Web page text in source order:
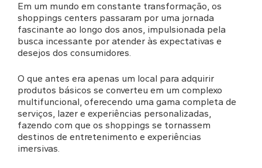
Em um mundo em constante transformação, os
shoppings centers passaram por uma jornada
fascinante ao longo dos anos, impulsionada pela
busca incessante por atender às expectativas e
desejos dos consumidores.
O que antes era apenas um local para adquirir
produtos básicos se converteu em um complexo
multifuncional, oferecendo uma gama completa de
serviços, lazer e experiências personalizadas,
fazendo com que os shoppings se tornassem
destinos de entretenimento e experiências
imersivas.